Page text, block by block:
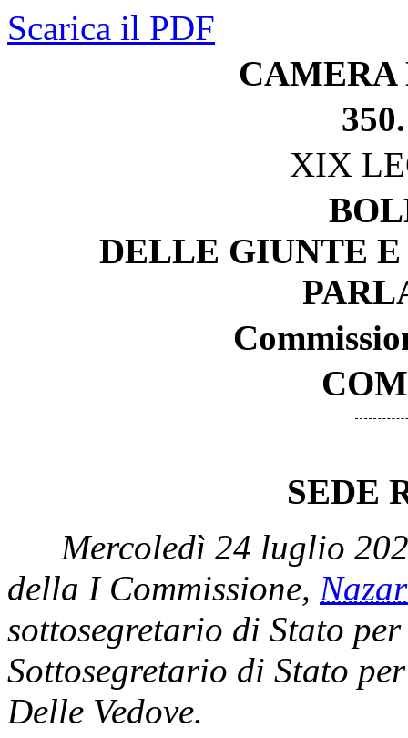
Scarica il PDF
CAMERA
350.
XIX
DELLE GIUNTE
SEDE
Mercoledì 24 luglio
della I Commissione,
sottosegretario di Stato
Sottosegretario di Stato
Delle Vedove.